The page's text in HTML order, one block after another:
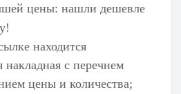
цены: нашли дешевле
находится
накладная с перечнем
цены и количества;